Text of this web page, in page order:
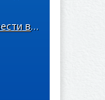
Поиски захоронений начали вести в столице Абхазии – Сухуме